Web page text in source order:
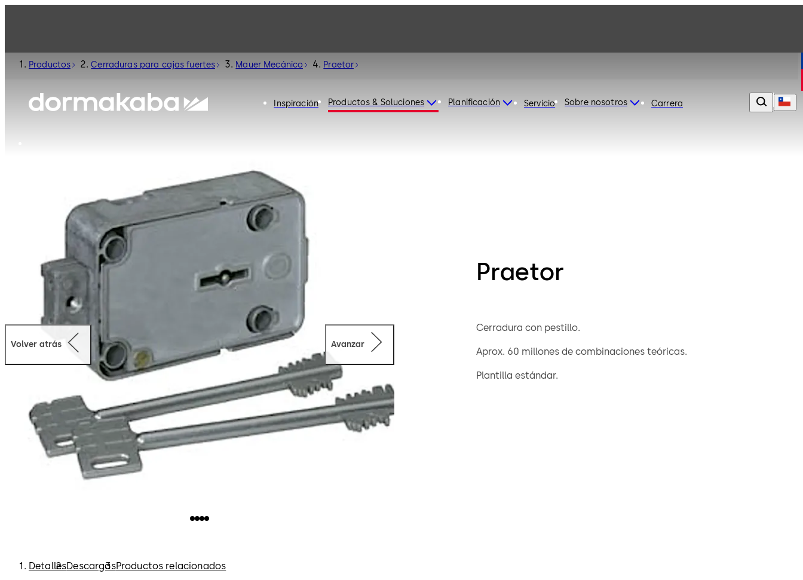
Inspiración Productos & Soluciones Planificación Servicio Sobre nosotros Carrera
Productos Cerraduras para cajas fuertes Mauer Mecánico Praetor
Praetor
Cerradura con pestillo.
Aprox. 60 millones de combinaciones teóricas.
Plantilla estándar.
Volver atrás Avanzar
DetallesDescargasProductos relacionados